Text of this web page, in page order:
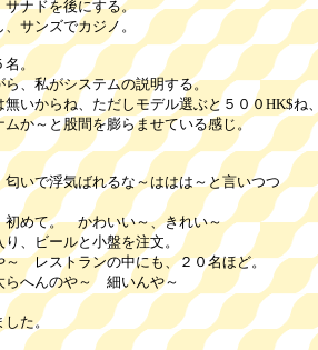
ナドを後にする。
ンズでカジノ。
。
私がシステムの説明する。
らね、ただしモデル選ぶと５００HK$ね
と股間を膨らませている感じ。
いで浮気ばれるな～ははは～と言いつつ
て。 かわいい～、きれい～
ビールと小盤を注文。
ストランの中にも、２０名ほど。
んのや～ 細いんや～
た。